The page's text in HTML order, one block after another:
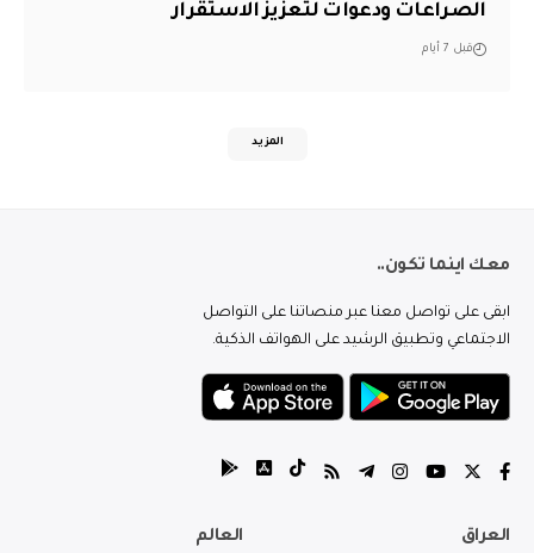
الصراعات ودعوات لتعزيز الاستقرار
قبل 7 أيام
المزيد
معك اينما تكون..
ابقى على تواصل معنا عبر منصاتنا على التواصل
الاجتماعي وتطبيق الرشيد على الهواتف الذكية.
العراق العالم